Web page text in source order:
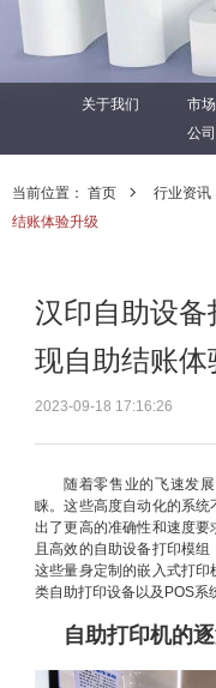
关于我们 市
公
当前位置： 首页 行业资讯
结账体验升级
汉印自助设
现自助结账体
2023-09-18 17:16:26
随着零售业的飞速发
睐。这些高度自动化的系
出了更高的准确性和速度
且高效的自助设备打印模组
这些量身定制的嵌入式打
类自助打印设备以及POS系
自助打印机的